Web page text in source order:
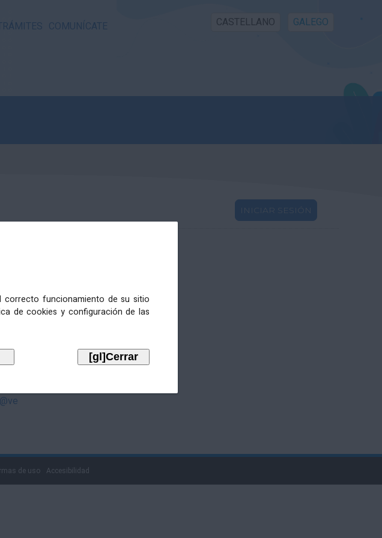
COMUNÍCATE CASTELLANO GALEGO
correcto funcionamiento de su sitio
de cookies y configuración de las
INICIAR SESIÓN
de uso Accesibilidad